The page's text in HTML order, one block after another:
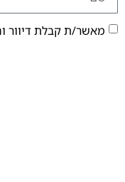
מאשר/ת קבלת דיוור